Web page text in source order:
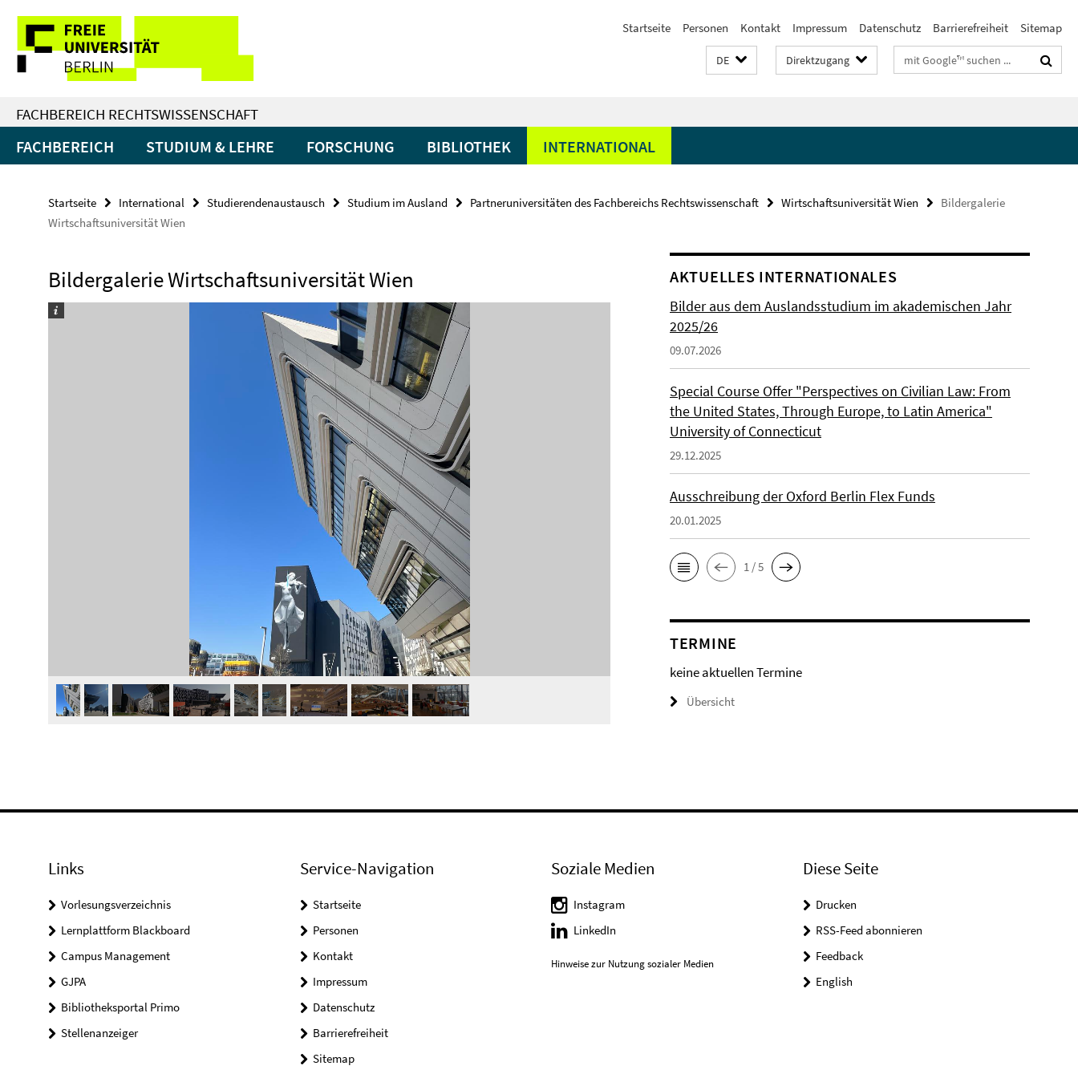
direkt
Inhalt
Service-
Navigation
Startseite Personen Kontakt Impressum Datenschutz Barrierefreiheit Sitemap
DE Direktzugang Suchbegriffe
FACHBEREICH RECHTSWISSENSCHAFT
FACHBEREICH STUDIUM & LEHRE FORSCHUNG BIBLIOTHEK INTERNATIONAL
Startseite International Studierendenaustausch Studium im Ausland Partneruniversitäten des Fachbereichs Rechtswissenschaft Wirtschaftsuniversität Wien
Bildergalerie
Wirtschaftsuniversität Wien
Bildergalerie Wirtschaftsuniversität Wien AKTUELLES INTERNATIONALES
Bilder aus dem Auslandsstudium im akademischen Jahr
2025/26
09.07.2026
Special Course Offer "Perspectives on Civilian Law: From
the United States, Through Europe, to Latin America"
University of Connecticut
29.12.2025
Ausschreibung der Oxford Berlin Flex Funds
20.01.2025
1 / 5
TERMINE
keine aktuellen Termine
Übersicht
Links
Vorlesungsverzeichnis
Lernplattform Blackboard
Campus Management
GJPA
Bibliotheksportal Primo
Stellenanzeiger
Service-Navigation
Startseite
Personen
Kontakt
Impressum
Datenschutz
Barrierefreiheit
Sitemap
Soziale Medien
Instagram
LinkedIn
Hinweise zur Nutzung sozialer Medien
Diese Seite
Drucken
RSS-Feed abonnieren
Feedback
English